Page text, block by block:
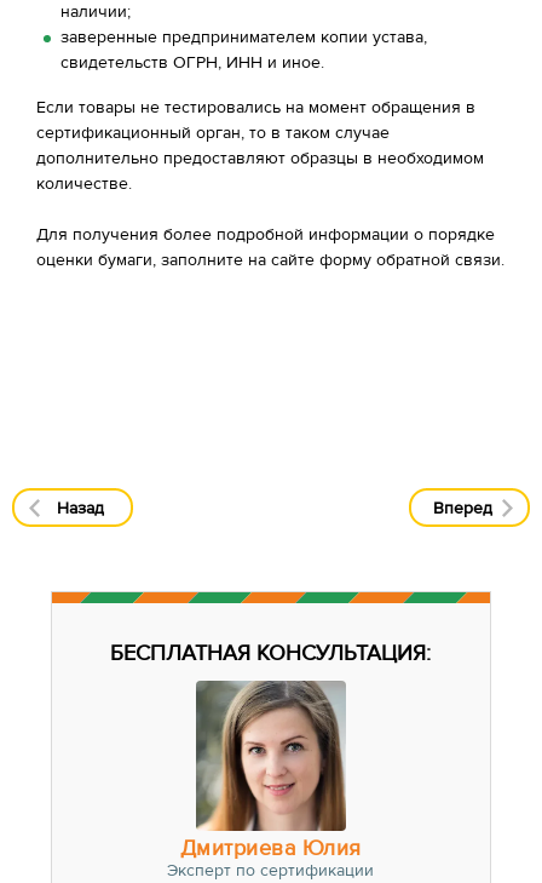
наличии;
заверенные предпринимателем копии устава,
свидетельств ОГРН, ИНН и иное.
Если товары не тестировались на момент обращения в
сертификационный орган, то в таком случае
дополнительно предоставляют образцы в необходимом
количестве.
Для получения более подробной информации о порядке
оценки бумаги, заполните на сайте форму обратной связи.
Назад Вперед
БЕСПЛАТНАЯ КОНСУЛЬТАЦИЯ:
Дмитриева Юлия
Эксперт по сертификации